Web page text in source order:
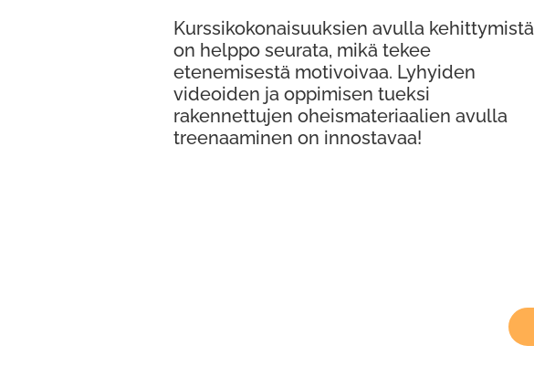
Kurssikokonaisuuksien avulla kehittymistä
on helppo seurata, mikä tekee
etenemisestä motivoivaa. Lyhyiden
videoiden ja oppimisen tueksi
rakennettujen oheismateriaalien avulla
treenaaminen on innostavaa!